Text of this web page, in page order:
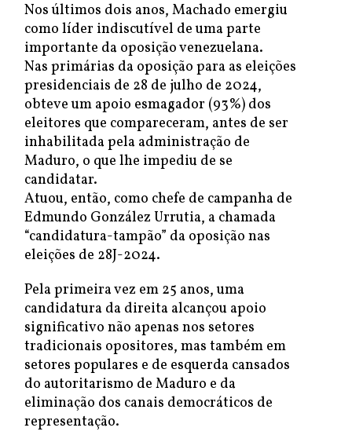
Nos últimos dois anos, Machado emergiu
como líder indiscutível de uma parte
importante da oposição venezuelana.
Nas primárias da oposição para as eleições
presidenciais de 28 de julho de 2024,
obteve um apoio esmagador (93%) dos
eleitores que compareceram, antes de ser
inhabilitada pela administração de
Maduro, o que lhe impediu de se
candidatar.
Atuou, então, como chefe de campanha de
Edmundo González Urrutia, a chamada
“candidatura-tampão” da oposição nas
eleições de 28J-2024.
Pela primeira vez em 25 anos, uma
candidatura da direita alcançou apoio
significativo não apenas nos setores
tradicionais opositores, mas também em
setores populares e de esquerda cansados
do autoritarismo de Maduro e da
eliminação dos canais democráticos de
representação.